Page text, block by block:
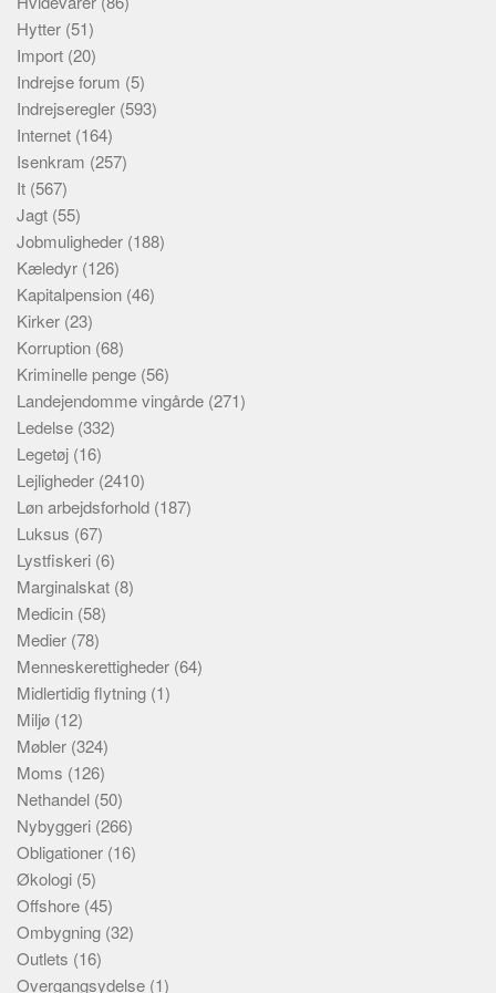
Hytter (51)
Import (20)
Indrejse forum (5)
Indrejseregler (593)
Internet (164)
Isenkram (257)
It (567)
Jagt (55)
Jobmuligheder (188)
Kæledyr (126)
Kapitalpension (46)
Kirker (23)
Korruption (68)
Kriminelle penge (56)
Landejendomme vingårde (271)
Ledelse (332)
Legetøj (16)
Lejligheder (2410)
Løn arbejdsforhold (187)
Luksus (67)
Lystfiskeri (6)
Marginalskat (8)
Medicin (58)
Medier (78)
Menneskerettigheder (64)
Midlertidig flytning (1)
Miljø (12)
Møbler (324)
Moms (126)
Nethandel (50)
Nybyggeri (266)
Obligationer (16)
Økologi (5)
Offshore (45)
Ombygning (32)
Outlets (16)
Overgangsydelse (1)